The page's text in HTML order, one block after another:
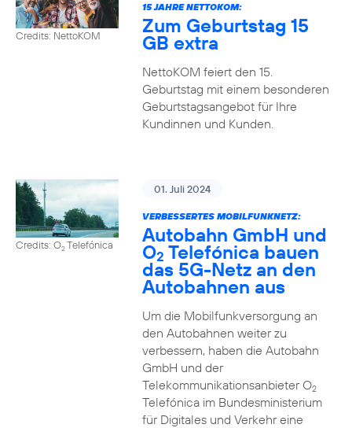
Credits: NettoKOM
15 JAHRE NETTOKOM:
Zum Geburtstag 15
GB extra
NettoKOM feiert den 15.
Geburtstag mit einem besonderen
Geburtstagsangebot für Ihre
Kundinnen und Kunden.
Credits: O2Telefónica
01. Juli 2024
VERBESSERTES MOBILFUNKNETZ:
Autobahn GmbH und
O2 Telefónica bauen
das 5G-Netz an den
Autobahnen aus
Um die Mobilfunkversorgung an
den Autobahnen weiter zu
verbessern, haben die Autobahn
GmbH und der
Telekommunikationsanbieter O2
Telefónica im Bundesministerium
für Digitales und Verkehr eine